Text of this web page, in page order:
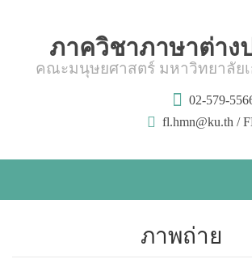
ภาควิชาภาษาต่าง
คณะมนุษยศาสตร์ มหาวิทยาลัย
02-579-
fl.hmn@ku.th /
ภาพถ่าย